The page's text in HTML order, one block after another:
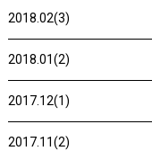
2018.02(3)
2018.01(2)
2017.12(1)
2017.11(2)